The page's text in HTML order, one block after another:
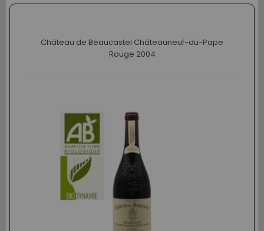
Château de Beaucastel Châteauneuf-du-Pape
Rouge 2004